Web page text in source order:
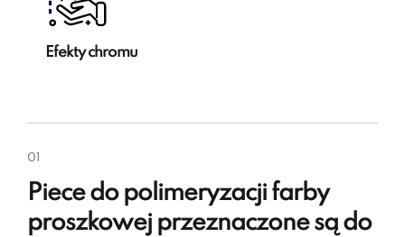
Efekty chromu
01
Piece do polimeryzacji farby
proszkowej przeznaczone są do